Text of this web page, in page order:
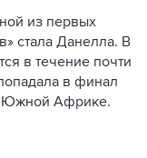
из первых
стала Данелла. В
в течение почти
в финал
Южной Африке.